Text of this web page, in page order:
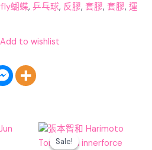
蝴蝶, 乒乓球, 反膠, 套膠, 套膠, 運
Add to wishlist
Sale!
Sale!
Original
price